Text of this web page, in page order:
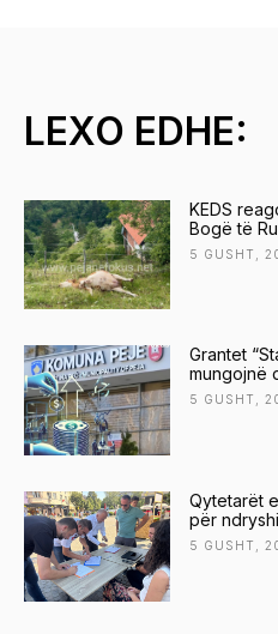
LEXO EDHE:
KEDS
Bogë të
5 GUSHT,
Grantet
mungojnë
5 GUSHT,
Qytetarët
për
5 GUSHT,